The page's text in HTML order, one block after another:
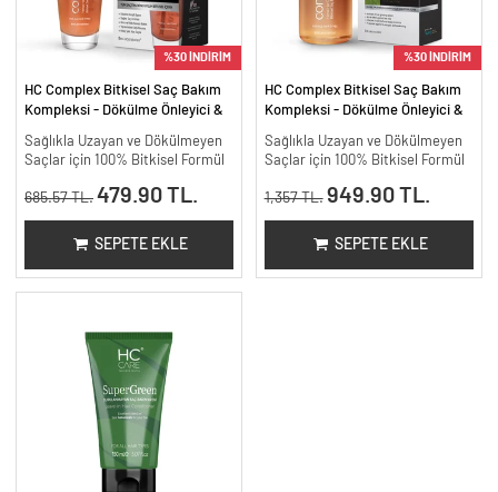
%30 İNDİRİM
HC Complex Bitkisel Saç Bakım
Kompleksi - Dökülme Önleyici &
100 ml
Sağlıkla Uzayan ve Dökülmeyen
Saçlar için 100% Bitkisel Formül
685.57 TL. 479.90 TL.
SEPETE EKLE
%30 İNDİRİM
HC Complex Bitkisel Saç Bakım
Kompleksi - Dökülme Önleyici &
200 ml.
Sağlıkla Uzayan ve Dökülmeyen
Saçlar için 100% Bitkisel Formül
1,357 TL. 949.90 TL.
SEPETE EKLE